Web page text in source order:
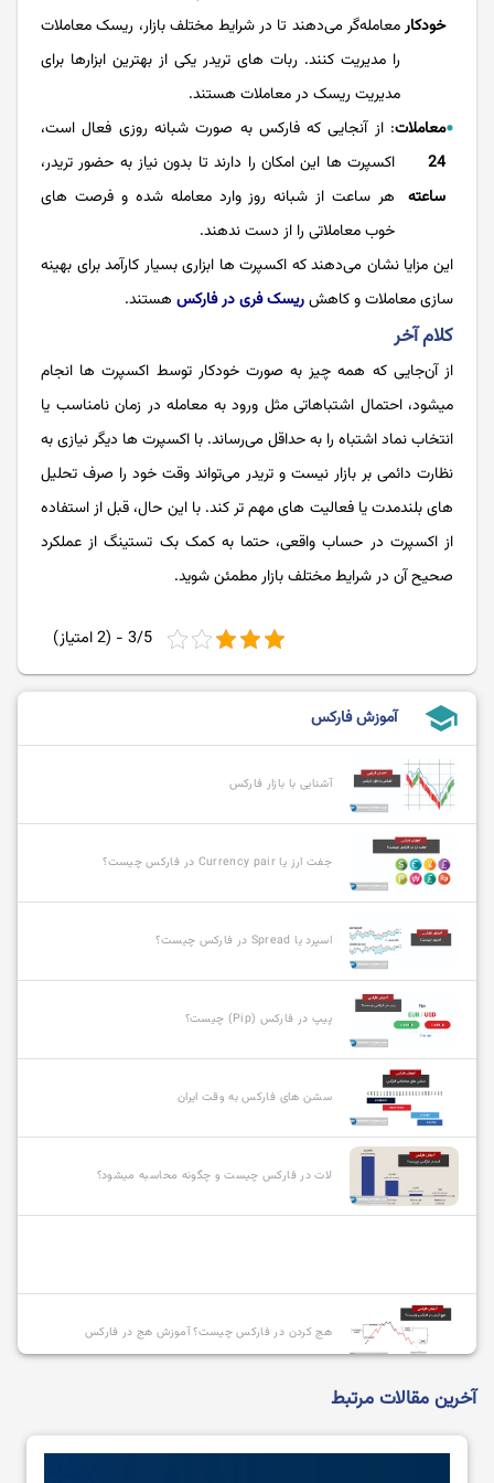
خودکارمعامله‌گر می‌دهند تا در شرایط مختلف بازار، ریسک معاملات
را مدیریت کنند. ربات های تریدر یکی از بهترین ابزارها برای
مدیریت ریسک در معاملات هستند.
معاملات
24
ساعته
: از آنجایی که فارکس به صورت شبانه روزی فعال است،
اکسپرت ها این امکان را دارند تا بدون نیاز به حضور تریدر،
هر ساعت از شبانه روز وارد معامله شده و فرصت های
خوب معاملاتی را از دست ندهند.
این مزایا نشان می‌دهند که اکسپرت ها ابزاری بسیار کارآمد برای بهینه
سازی معاملات و کاهشریسک فری در فارکس هستند.
کلام آخر
از آن‌جایی که همه چیز به صورت خودکار توسط اکسپرت ها انجام
میشود، احتمال اشتباهاتی مثل ورود به معامله در زمان نامناسب یا
انتخاب نماد اشتباه را به حداقل می‌رساند. با اکسپرت ها دیگر نیازی به
نظارت دائمی بر بازار نیست و تریدر می‌تواند وقت خود را صرف تحلیل
های بلندمدت یا فعالیت های مهم تر کند. با این حال، قبل از استفاده
از اکسپرت در حساب واقعی، حتما به کمک بک تستینگ از عملکرد
صحیح آن در شرایط مختلف بازار مطمئن شوید.
3/5 - (2 امتیاز)
school آموزش فارکس
آشنایی با بازار فارکس
جفت ارز یا Currency pair در فارکس چیست؟
اسپرد یا Spread در فارکس چیست؟
پیپ در فارکس (Pip) چیست؟
سشن های فارکس به وقت ایران
لات در فارکس چیست و چگونه محاسبه میشود؟
هج کردن در فارکس چیست؟ آموزش هج در فارکس
آخرین مقالات مرتبط